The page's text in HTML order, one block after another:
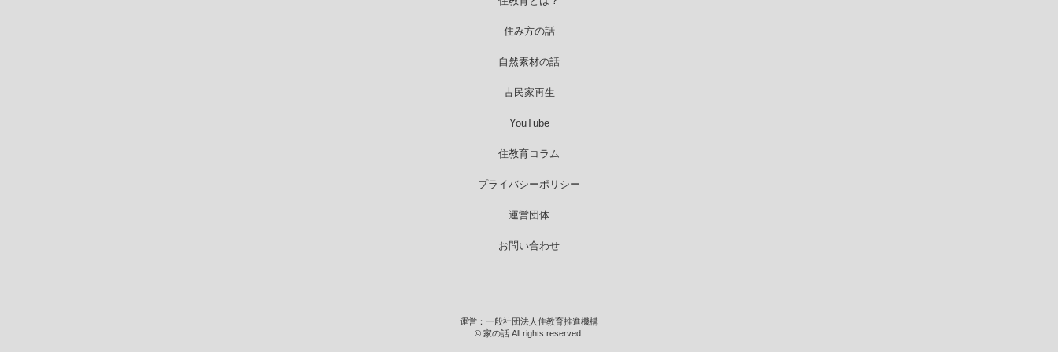
住み方の話
自然素材の話
古民家再生
YouTube
住教育コラム
プライバシーポリシー
運営団体
お問い合わせ
運営：一般社団法人住教育推進機構
© 家の話 All rights reserved.